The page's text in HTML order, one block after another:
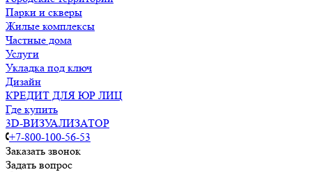
Парки и скверы
Жилые комплексы
Частные дома
Услуги
Укладка под ключ
Дизайн
КРЕДИТ ДЛЯ ЮР ЛИЦ
Где купить
3D-ВИЗУАЛИЗАТОР
+7-800-100-56-53
Заказать звонок
Задать вопрос